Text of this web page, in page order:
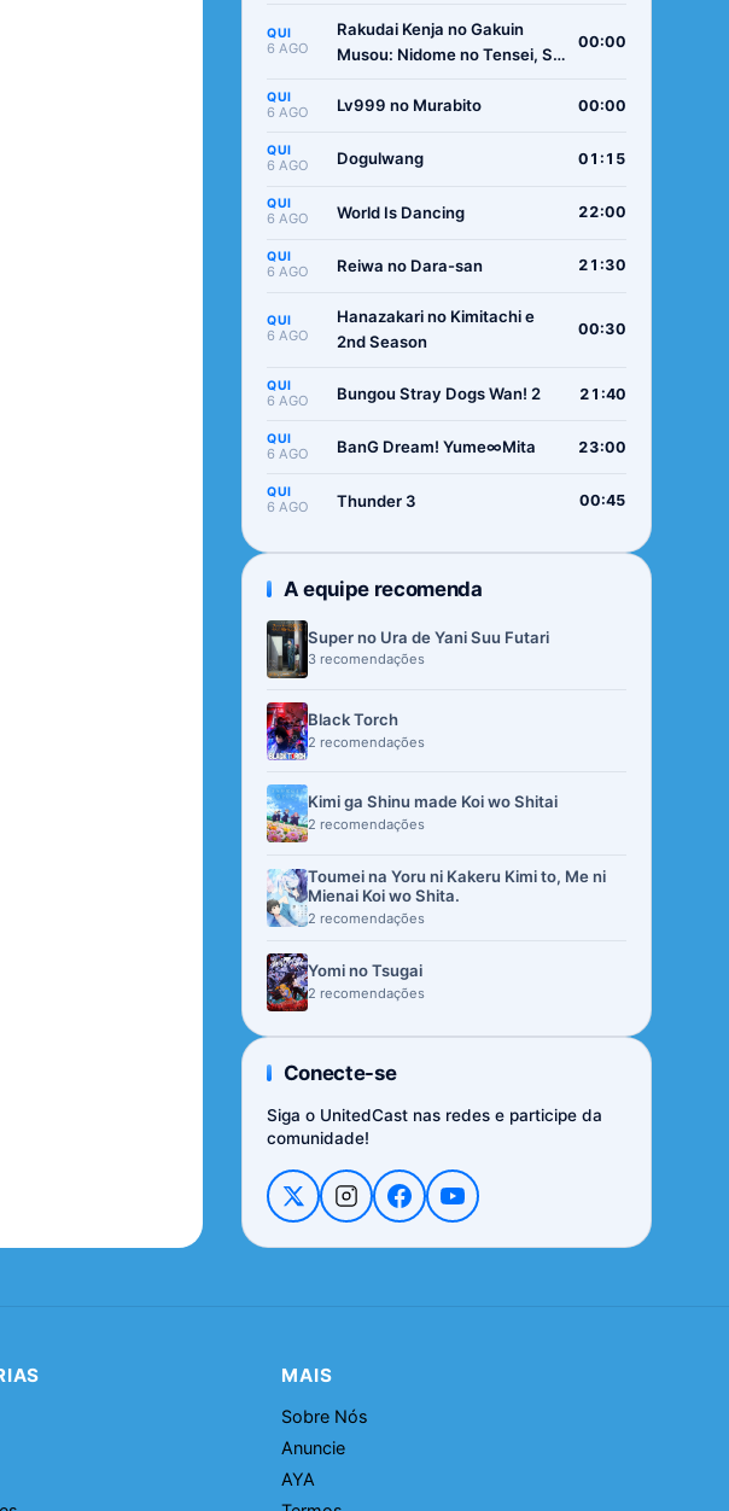
QUI
6 AGO
Rakudai Kenja no Gakuin
Musou: Nidome no Tensei, S-
Boukenroku
00:00
QUI
6 AGO Lv999 no Murabito 00:00
QUI
6 AGO Dogulwang 01:15
QUI
6 AGO World Is Dancing 22:00
QUI
6 AGO Reiwa no Dara-san 21:30
QUI
6 AGO
Hanazakari no Kimitachi e
2nd Season
00:30
QUI
6 AGO Bungou Stray Dogs Wan! 2 21:40
QUI
6 AGO BanG Dream! Yume∞Mita 23:00
QUI
6 AGO Thunder 3 00:45
A equipe recomenda
Super no Ura de Yani Suu Futari
3 recomendações
Black Torch
2 recomendações
Kimi ga Shinu made Koi wo Shitai
2 recomendações
Toumei na Yoru ni Kakeru Kimi to, Me ni
Mienai Koi wo Shita.
2 recomendações
Yomi no Tsugai
2 recomendações
Conecte-se
Siga o UnitedCast nas redes e participe da
comunidade!
MAIS
Sobre Nós
Anuncie
AYA